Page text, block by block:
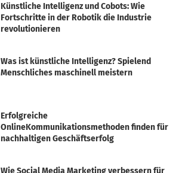
Künstliche Intelligenz und Cobots: Wie
Fortschritte in der Robotik die Industrie
revolutionieren
Was ist künstliche Intelligenz? Spielend
Menschliches maschinell meistern
Erfolgreiche
OnlineKommunikationsmethoden finden für
nachhaltigen Geschäftserfolg